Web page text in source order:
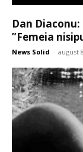
Dan
”Femeia
News Solid - august